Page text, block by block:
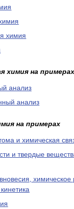
химия
химия на примерах
анализ
анализ
на примерах
и химическая
и твердые
химическое